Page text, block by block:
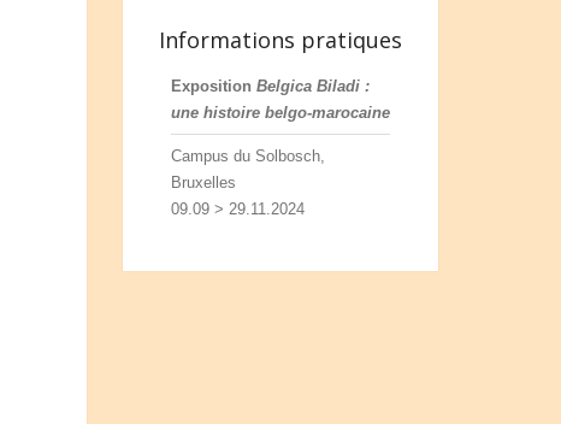
Informations pratiques
Exposition Belgica Biladi :
une histoire belgo-marocaine
Campus du Solbosch,
Bruxelles
09.09 > 29.11.2024